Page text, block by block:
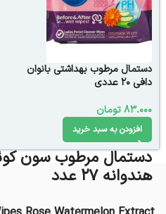
دستمال مرطوب بهداشتی بانوان
دافی 20 عددی
83.000تومان
افزودن به سبد خرید
دستمال مرطوب سون
هندوانه 27 عدد